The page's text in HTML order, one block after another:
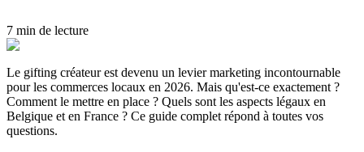
7 min de lecture
Le gifting créateur est devenu un levier marketing incontournable
pour les commerces locaux en 2026. Mais qu'est-ce exactement ?
Comment le mettre en place ? Quels sont les aspects légaux en
Belgique et en France ? Ce guide complet répond à toutes vos
questions.